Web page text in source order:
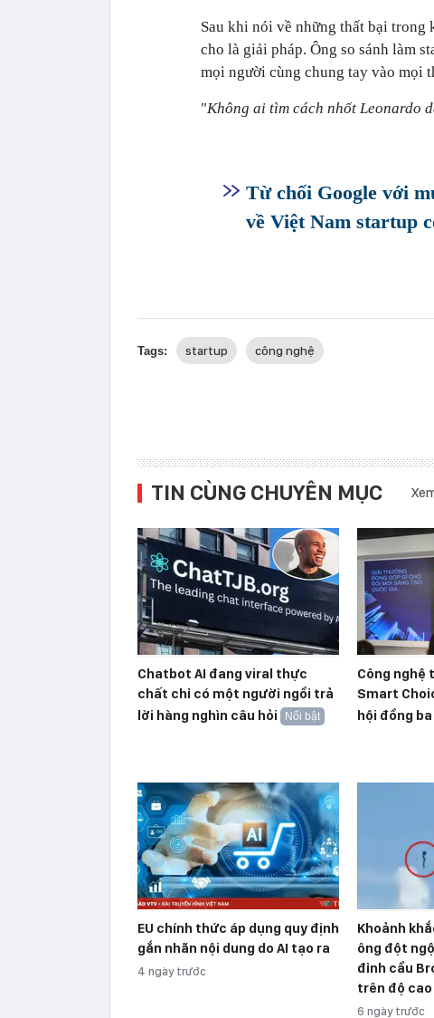
Sau khi nói về những thất bại trong
cho là giải pháp. Ông so sánh làm
mọi người cùng chung tay vào mọi
"Không ai tìm cách nhốt Leonardo
Từ chối Google với
về Việt Nam startup
Tags: startup công nghệ
TIN CÙNG CHUYÊN MỤC
Chatbot AI đang viral thực
chất chỉ có một người ngồi trả
lời hàng nghìn câu hỏi
Nổi bật
Công nghệ
Smart
hội đồng
EU chính thức áp dụng quy định
gắn nhãn nội dung do AI tạo ra
4 ngày trước
Khoảnh
ông đột
đỉnh cầu
trên độ
6 ngày trước